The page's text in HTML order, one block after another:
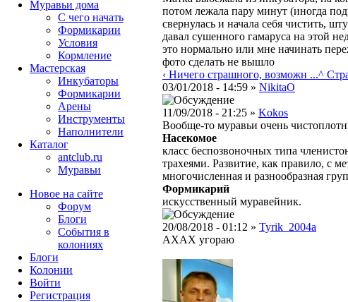
потом лежала пару минут (иногда
свернулась и начала себя чистить,
давал сушенного гамаруса на этой
это нормально или мне начинать
фото сделать не вышло
‹ Ничего страшного, возможн ...^
03/01/2018 - 14:59 » NikitaO
11/09/2018 - 21:25 » Kokos
Вообще-то муравьи очень
Насекомое
класс беспозвоночных типа
трахеями. Развитие, как правило, с
многочисленная и разнообразная
Формикарий
искусственный муравейник.
20/08/2018 - 01:12 » Tyrik_2004a
АХАХ угораю
Муравьи дома
С чего начать
Формикарии
Условия
Кормление
Мастерская
Инкубаторы
Формикарии
Арены
Инструменты
Наполнители
Каталог
antclub.ru
Муравьи
Новое на сайте
Форум
Блоги
События в
колониях
Блоги
Колонии
Войти
Peгиcтpaция